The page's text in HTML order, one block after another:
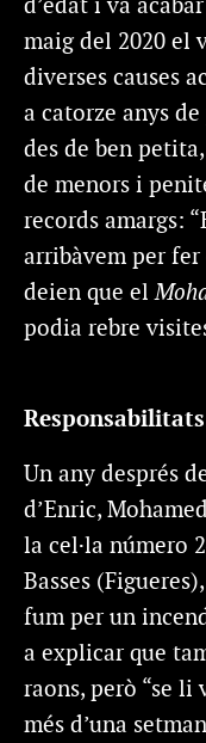
d’edat i va
maig del 2020 el
diverses causes
a catorze anys
des de ben
de menors i
records amargs:
arribàvem per
deien que el
podia rebre
Un any després
d’Enric,
la cel·la número
Basses
fum per un
a explicar que
raons, però “se li
més d’una